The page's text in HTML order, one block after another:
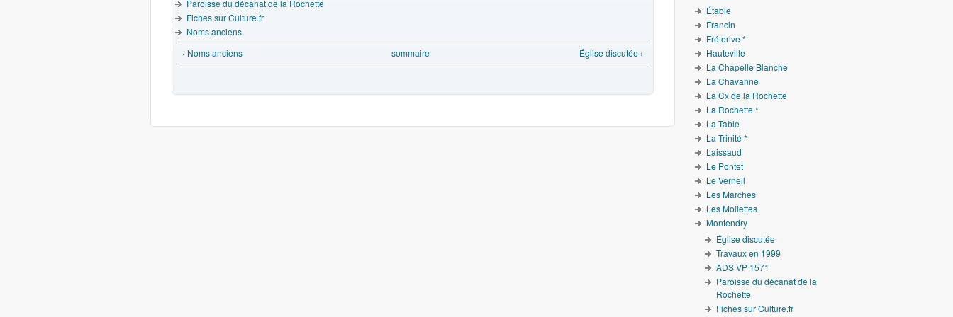
Paroisse du décanat de la Rochette
Fiches sur Culture.fr
Noms anciens
‹ Noms anciens
sommaire Église discutée ›
Étable
Francin
Fréterive *
Hauteville
La Chapelle Blanche
La Chavanne
La Cx de la Rochette
La Rochette *
La Table
La Trinité *
Laissaud
Le Pontet
Le Verneil
Les Marches
Les Mollettes
Montendry
Église discutée
Travaux en 1999
ADS VP 1571
Paroisse du décanat de la
Rochette
Fiches sur Culture.fr